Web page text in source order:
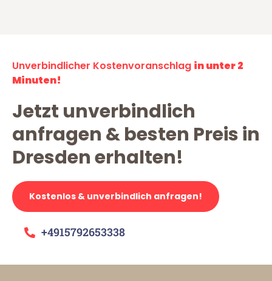
Unverbindlicher Kostenvoranschlag in unter 2
Minuten!
Jetzt unverbindlich
anfragen & besten Preis in
Dresden erhalten!
Kostenlos & unverbindlich anfragen!
+4915792653338